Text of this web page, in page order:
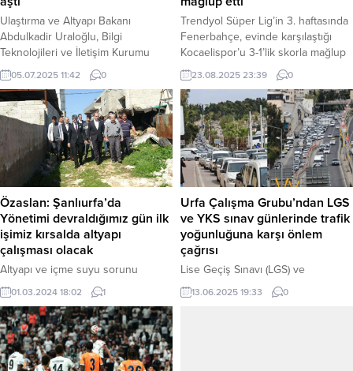
Ulaştırma ve Altyapı Bakanı
Abdulkadir Uraloğlu, Bilgi
Teknolojileri ve İletişim Kurumu
(BTK) tarafından hazırlanan Yıllık
Pazar Verileri Bülteni’nde yer alan
verileri değerlendirdi. Bakan
Uraloğlu, güncel teknolojik
gelişmelere paralel olarak
elektronik haberleşme şirketlerinin
sektöre yaptığı yatırımın 2023 yılına
göre yüzde 80 artışla 94,1 milyar
liraya ulaştığını bildirdi. Bakan
Uraloğlu, “İşletmeci yatırımlarında...
05.07.2025 11:42 0
Trendyol Süper Lig’in 3. haftasında
Fenerbahçe, evinde karşılaştığı
Kocaelispor’u 3-1’lik skorla mağlup
ederek haftayı 3 puanla kapattı.
Karşılaşmada Fenerbahçe’nin
golleri Skriniar, Brown ve
Talisca’dan gelirken, bir golü de
VAR incelemesi sonrası iptal edildi.
Haber Merkezi – Chobani
Stadyumu’nda oynanan
mücadelede Fenerbahçe, teknik
yönetiminde sahaya çıktı. Maçın
henüz...
23.08.2025 23:39 0
Özaslan: Şanlıurfa’da
Yönetimi devraldığımız gün ilk
işimiz kırsalda altyapı
çalışması olacak
Altyapı ve içme suyu sorunu
yaşayan kırsal mahallede
temaslarda bulunan HÜDA PAR
Şanlıurfa Büyükşehir Belediye
Başkan adayı Emin Özaslan,
seçimden sonra yönetimi
devraldıklarında yapacakları ilk
01.03.2024 18:02 1
Urfa Çalışma Grubu’ndan LGS
ve YKS sınav günlerinde trafik
yoğunluğuna karşı önlem
çağrısı
Lise Geçiş Sınavı (LGS) ve
Yükseköğretim Kurumları Sınavı
(YKS) gibi öğrencilerin geleceğini
13.06.2025 19:33 0